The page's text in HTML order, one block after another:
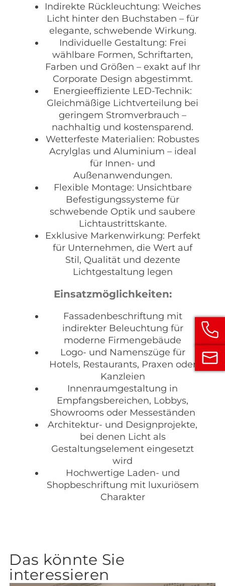
Indirekte Rückleuchtung: Weiches
Licht hinter den Buchstaben – für
elegante, schwebende Wirkung.
Individuelle Gestaltung: Frei
wählbare Formen, Schriftarten,
Farben und Größen – exakt auf Ihr
Corporate Design abgestimmt.
Energieeffiziente LED-Technik:
Gleichmäßige Lichtverteilung bei
geringem Stromverbrauch –
nachhaltig und kostensparend.
Wetterfeste Materialien: Robustes
Acrylglas und Aluminium – ideal
für Innen- und
Außenanwendungen.
Flexible Montage: Unsichtbare
Befestigungssysteme für
schwebende Optik und saubere
Lichtaustrittskante.
Exklusive Markenwirkung: Perfekt
für Unternehmen, die Wert auf
Stil, Qualität und dezente
Lichtgestaltung legen
Einsatzmöglichkeiten:
Fassadenbeschriftung mit
indirekter Beleuchtung für
moderne Firmengebäude
Logo- und Namenszüge für
Hotels, Restaurants, Praxen oder
Kanzleien
Innenraumgestaltung in
Empfangsbereichen, Lobbys,
Showrooms oder Messeständen
Architektur- und Designprojekte,
bei denen Licht als
Gestaltungselement eingesetzt
wird
Hochwertige Laden- und
Shopbeschriftung mit luxuriösem
Charakter
Das könnte Sie
interessieren